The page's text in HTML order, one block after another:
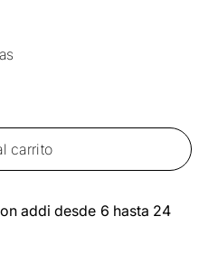
carrito
addi desde 6 hasta 24